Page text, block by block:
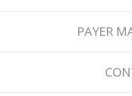
PAYER